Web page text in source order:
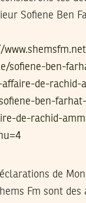
Sofiene Ben
sofiene-ben-
de-rachid-
ben-
de-rachid-
de
Fm sont des